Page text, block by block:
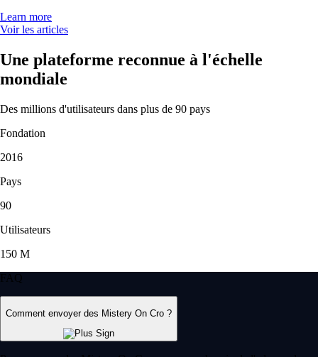
Learn more
Voir les articles
Une plateforme reconnue à l'échelle
mondiale
Des millions d'utilisateurs dans plus de 90 pays
Fondation
2016
Pays
90
Utilisateurs
150 M
FAQ
Comment envoyer des Mistery On Cro ?